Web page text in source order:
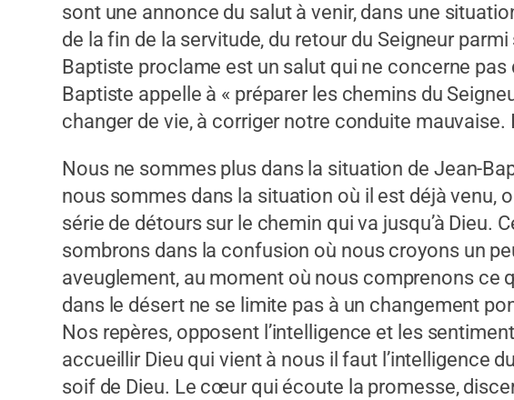
sont une annonce du salut à venir, dans une
de la fin de la servitude, du retour du Seigneur
Baptiste proclame est un salut qui ne concerne pas
Baptiste appelle à « préparer les chemins du
changer de vie, à corriger notre conduite
Nous ne sommes plus dans la situation de Jean-
nous sommes dans la situation où il est déjà venu,
série de détours sur le chemin qui va jusqu’à Dieu.
sombrons dans la confusion où nous croyons un
aveuglement, au moment où nous comprenons ce
dans le désert ne se limite pas à un changement
Nos repères, opposent l’intelligence et les
accueillir Dieu qui vient à nous il faut l’intelligence
soif de Dieu. Le cœur qui écoute la promesse,